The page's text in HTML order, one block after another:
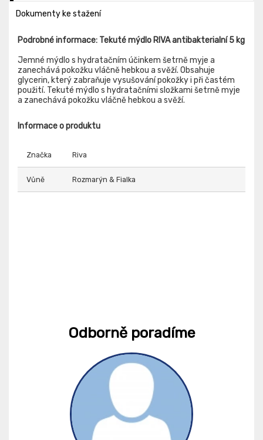
Dokumenty ke stažení
Podrobné informace: Tekuté mýdlo RIVA antibakterialní 5 kg
Jemné mýdlo s hydratačním účinkem šetrně myje a
zanechává pokožku vláčně hebkou a svěží. Obsahuje
glycerin, který zabraňuje vysušování pokožky i při častém
použití. Tekuté mýdlo s hydratačními složkami šetrně myje
a zanechává pokožku vláčně hebkou a svěží.
Informace o produktu
Značka Riva
Vůně Rozmarýn & Fialka
Odborně poradíme